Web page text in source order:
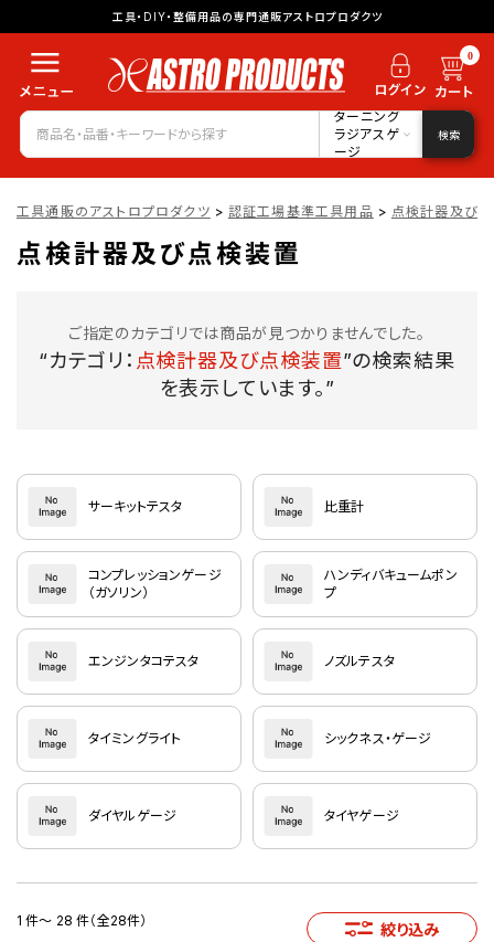
工具・DIY・整備用品の専門通販アストロプロダクツ
0
ターニング
ラジアスゲ
ージ
検索
工具通販のアストロプロダクツ > 認証工場基準工具用品 > 点検計器及び
点検計器及び点検装置
ご指定のカテゴリでは商品が見つかりませんでした。
“カテゴリ： 点検計器及び点検装置”の検索結果
を表示しています。”
サーキットテスタ 比重計
コンプレッションゲージ
（ガソリン）
ハンディバキュームポン
プ
エンジンタコテスタ ノズルテスタ
タイミングライト シックネス・ゲージ
ダイヤルゲージ タイヤゲージ
1 件～ 28 件（全28件） 絞り込み